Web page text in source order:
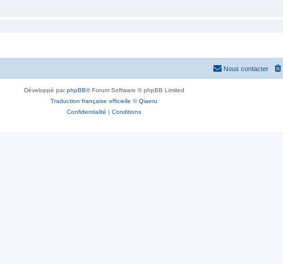
Nous contacter
Développé parphpBB® Forum Software © phpBB Limited
Traduction française officielle ©Qiaeru
Confidentialité | Conditions